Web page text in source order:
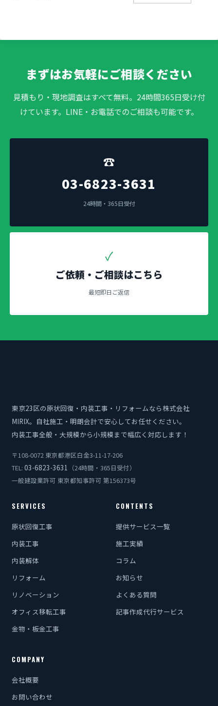
まずはお気軽にご相談ください
見積もり・現地調査はすべて無料。24時間365日受け付
けています。LINE・お電話でのご相談も可能です。
☎
03-6823-3631
24時間・365日受付
✓
ご依頼・ご相談はこちら
最短即日ご返信
東京23区の原状回復・内装工事・リフォームなら株式会社
MIRIX。自社施工・明朗会計で安心してお任せください。
内装工事全般・大規模から小規模まで幅広く対応します！
〒108-0072 東京都港区白金3-11-17-206
TEL: 03-6823-3631 （24時間・365日受付）
一般建設業許可 東京都知事許可 第156373号
SERVICES
原状回復工事
内装工事
内装解体
リフォーム
リノベーション
オフィス移転工事
金物・板金工事
CONTENTS
提供サービス一覧
施工実績
コラム
お知らせ
よくある質問
記事作成代行サービス
COMPANY
会社概要
お問い合わせ